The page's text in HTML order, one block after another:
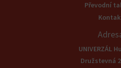
Převodní
UNIVERZÁL
Družstevná